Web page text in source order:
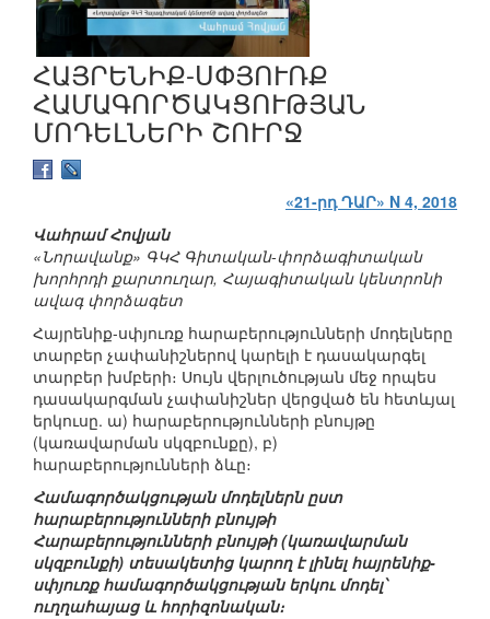
ՀԱՅՐԵՆԻՔ-ՍՓՅՈՒՌՔ
ՀԱՄԱԳՈՐԾԱԿՑՈՒԹՅԱՆ
ՄՈԴԵԼՆԵՐԻ ՇՈՒՐՋ
«21-րդ ԴԱՐ» N 4, 2018
Վահրամ Հովյան
«Նորավանք» ԳԿՀ Գիտական-փորձագիտական
խորհրդի քարտուղար, Հայագիտական կենտրոնի
ավագ փորձագետ
Հայրենիք-սփյուռք հարաբերությունների մոդելները
տարբեր չափանիշներով կարելի է դասակարգել
տարբեր խմբերի։ Սույն վերլուծության մեջ որպես
դասակարգման չափանիշներ վերցված են հետևյալ
երկուսը. ա) հարաբերությունների բնույթը
(կառավարման սկզբունքը), բ)
հարաբերությունների ձևը։
Համագործակցության մոդելներն ըստ
հարաբերությունների բնույթի
Հարաբերությունների բնույթի (կառավարման
սկզբունքի) տեսակետից կարող է լինել հայրենիք-
սփյուռք համագործակցության երկու մոդել՝
ուղղահայաց և հորիզոնական։